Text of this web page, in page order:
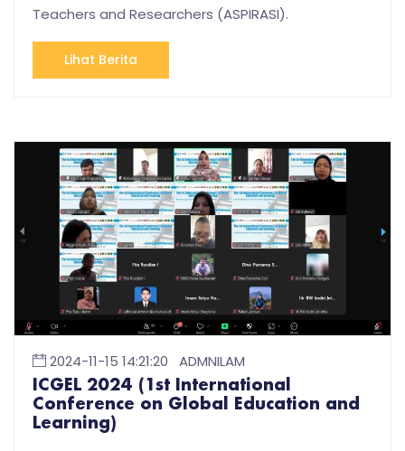
Teachers and Researchers (ASPIRASI).
Lihat Berita
2024-11-15 14:21:20 ADMNILAM
ICGEL 2024 (1st International
Conference on Global Education and
Learning)